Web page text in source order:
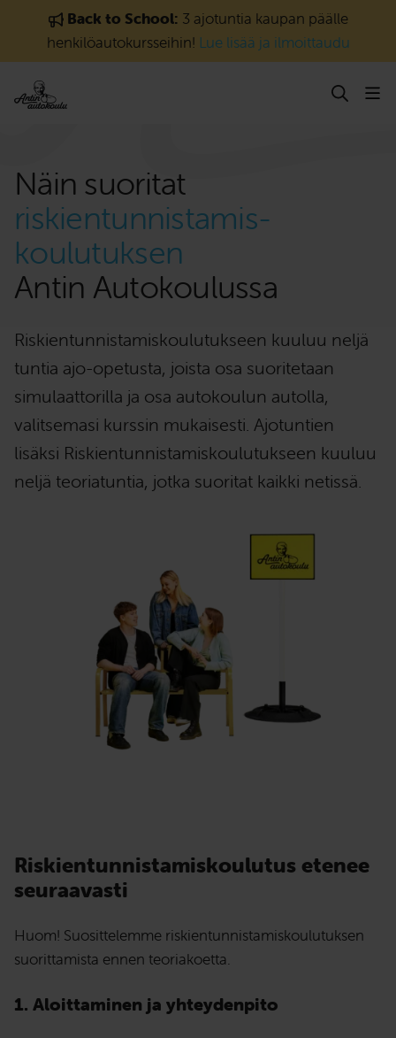
Siirry sisältöönBack to School: 3 ajotuntia kaupan päälle
henkilöautokursseihin! Lue lisää ja ilmoittaudu
Näin suoritat
riskientunnistamis­
koulutuksen
Antin Autokoulussa
Riskientunnistamiskoulutukseen kuuluu neljä
tuntia ajo-opetusta, joista osa suoritetaan
simulaattorilla ja osa autokoulun autolla,
valitsemasi kurssin mukaisesti. Ajotuntien
lisäksi Riskientunnistamiskoulutukseen kuuluu
neljä teoriatuntia, jotka suoritat kaikki netissä.
Riskientunnistamiskoulutus etenee
seuraavasti
Huom! Suosittelemme riskientunnistamis­koulutuksen
suorittamista ennen teoriakoetta.
1. Aloittaminen ja yhteydenpito